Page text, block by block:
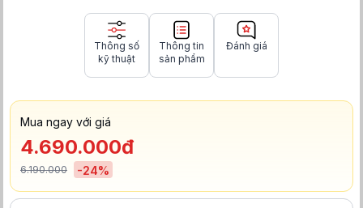
Thông số
kỹ thuật
Thông tin
sản phẩm
Đánh giá
Mua ngay với giá
4.690.000đ
6.190.000 -24%